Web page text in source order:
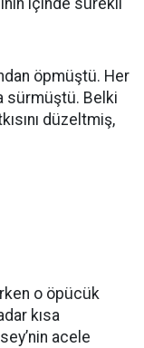
içinde sürekli
öpmüştü. Her
sürmüştü. Belki
düzeltmiş,
o öpücük
kısa
acele